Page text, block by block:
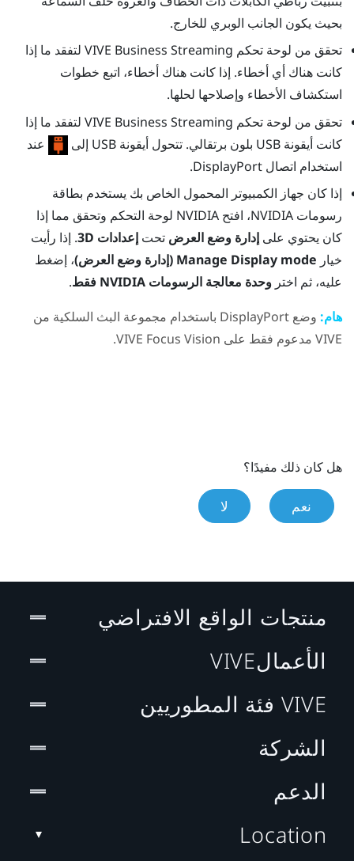
بحيث يكون الجانب الوبري للخارج.
تحقق من لوحة تحكم VIVE Business Streaming
لتفقد ما إذا
كانت هناك أي أخطاء. إذا كانت هناك أخطاء، اتبع خطوات
استكشاف الأخطاء وإصلاحها لحلها.
تحقق من لوحة تحكم VIVE Business Streaming
لتفقد ما إذا
كانت أيقونة USB بلون برتقالي. تتحول أيقونة USB إلى
عند
استخدام اتصال DisplayPort
.
إذا كان جهاز الكمبيوتر المحمول الخاص بك يستخدم بطاقة
رسومات NVIDIA، افتح NVIDIA لوحة التحكم وتحقق مما إذا
كان يحتوي على إدارة وضع العرض تحت إعدادات 3D
. إذا رأيت
خيار Manage Display mode (إدارة وضع العرض)
، إضغط
عليه، ثم اختر وحدة معالجة الرسومات NVIDIA فقط
.
هام: وضع DisplayPort باستخدام مجموعة البث السلكية من
VIVE مدعوم فقط على VIVE Focus Vision
.
هل كان ذلك مفيدًا؟
نعم لا
منتجات الواقع الافتراضي
الأعمالVIVE
VIVE فئة المطوريين
الشركة
الدعم
Location